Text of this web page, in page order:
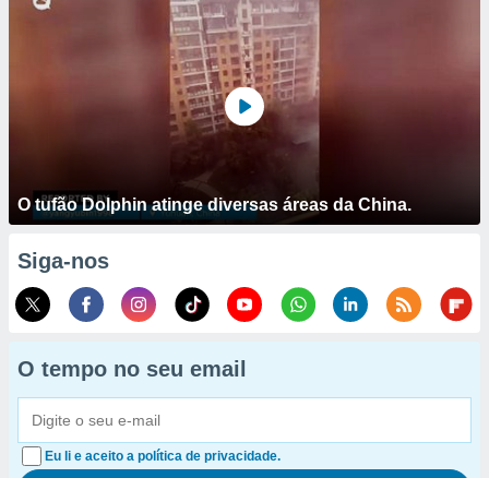
O tufão Dolphin atinge diversas áreas da China.
Siga-nos
O tempo no seu email
Eu li e aceito a política de privacidade.